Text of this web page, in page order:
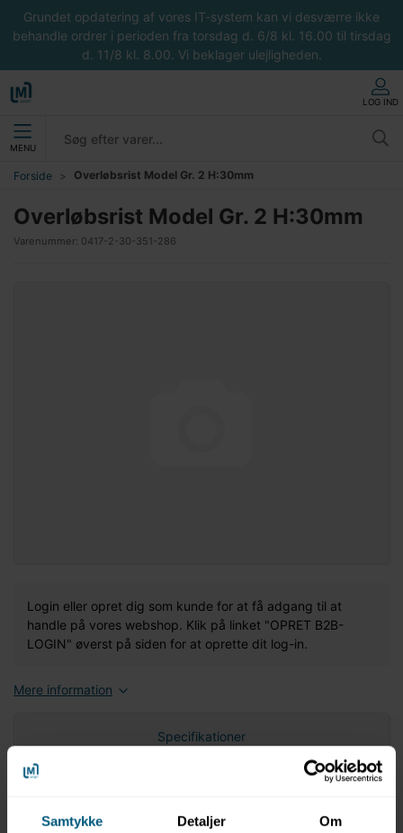
Samtykke Detaljer Om
Grundet opdatering af vores IT-system kan vi desværre ikke
behandle ordrer i perioden fra torsdag d. 6/8 kl. 16.00 til tirsdag
d. 11/8 kl. 8.00. Vi beklager ulejligheden.
LOG IND
MENU
Forside Overløbsrist Model Gr. 2 H:30mm
Overløbsrist Model Gr. 2 H:30mm
Varenummer: 0417-2-30-351-286
Login eller opret dig som kunde for at få adgang til at
handle på vores webshop. Klik på linket "OPRET B2B-
LOGIN" øverst på siden for at oprette dit log-in.
Mere information
Specifikationer